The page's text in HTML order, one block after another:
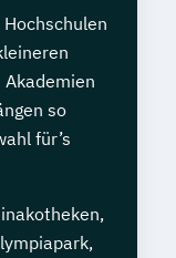
so
für’s